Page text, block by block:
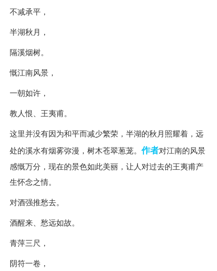
不减承平，
半湖秋月，
隔溪烟树。
慨江南风景，
一朝如许，
教人恨、王夷甫。
这里并没有因为和平而减少繁荣，半湖的秋月照耀着，远
处的溪水有烟雾弥漫，树木苍翠葱茏。作者对江南的风景
感慨万分，现在的景色如此美丽，让人对过去的王夷甫产
生怀念之情。
对酒强推愁去。
酒醒来、愁远如故。
青萍三尺，
阴符一卷，